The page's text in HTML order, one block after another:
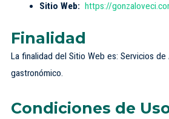
Sitio Web: https://
Finalidad
La finalidad del Sitio Web es: Servicios de
gastronómico.
Condiciones de